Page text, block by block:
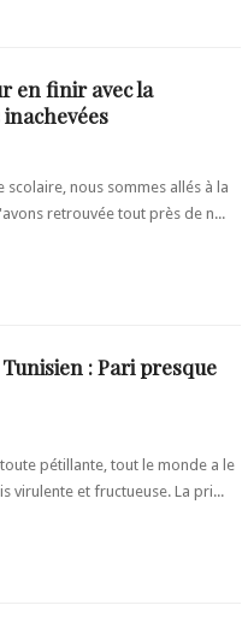
en finir avec la
scolaire, nous sommes allés à la
retrouvée tout près de n...
: Pari presque
pétillante, tout le monde a le
virulente et fructueuse. La pri...